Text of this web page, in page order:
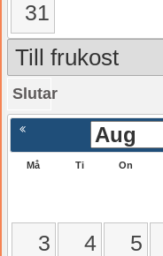
31
Slutar
Må Ti On
3
4 5